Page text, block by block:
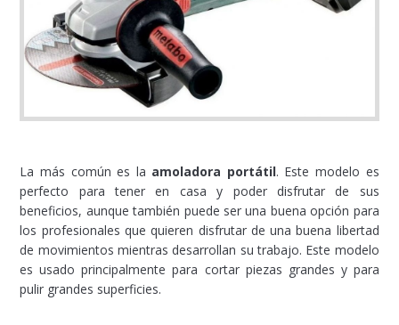
La más común es la amoladora portátil. Este modelo es
perfecto para tener en casa y poder disfrutar de sus
beneficios, aunque también puede ser una buena opción para
los profesionales que quieren disfrutar de una buena libertad
de movimientos mientras desarrollan su trabajo. Este modelo
es usado principalmente para cortar piezas grandes y para
pulir grandes superficies.